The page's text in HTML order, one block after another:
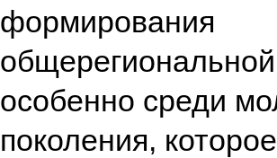
формирования
особенно среди
поколения, которое